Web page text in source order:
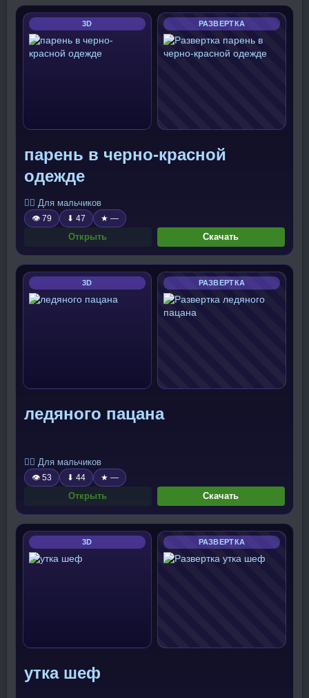
3D РАЗВЕРТКА
парень в черно-красной
одежде
🧍‍♂️ Для мальчиков
👁 79 ⬇ 47 ★ —
Открыть Скачать
3D РАЗВЕРТКА
ледяного пацана
🧍‍♂️ Для мальчиков
👁 53 ⬇ 44 ★ —
Открыть Скачать
3D РАЗВЕРТКА
утка шеф